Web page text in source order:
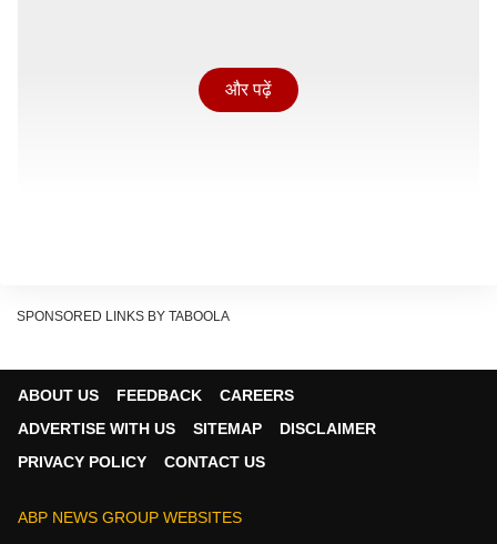
सकारात्मक ऊर्जा के साथ जीवन की शुरुआत करें. आज का यह लेख
और पढ़ें
SPONSORED LINKS BY TABOOLA
ABOUT US FEEDBACK
CAREERS
ADVERTISE WITH US
SITEMAP
DISCLAIMER
PRIVACY POLICY
CONTACT US
ABP NEWS GROUP WEBSITES